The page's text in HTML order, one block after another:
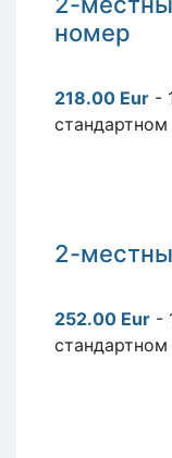
номер
218.00 Eur -
2-
252.00 Eur -